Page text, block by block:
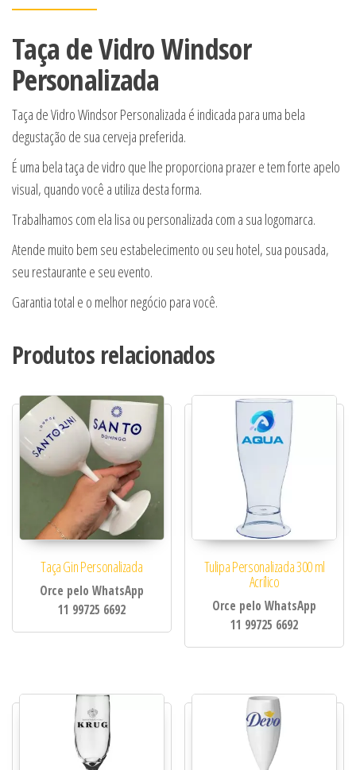
Taça de Vidro Windsor
Personalizada
Taça de Vidro Windsor Personalizada é indicada para uma bela
degustação de sua cerveja preferida.
É uma bela taça de vidro que lhe proporciona prazer e tem forte apelo
visual, quando você a utiliza desta forma.
Trabalhamos com ela lisa ou personalizada com a sua logomarca.
Atende muito bem seu estabelecimento ou seu hotel, sua pousada,
seu restaurante e seu evento.
Garantia total e o melhor negócio para você.
Produtos relacionados
Taça Gin Personalizada
Orce pelo WhatsApp
11 99725 6692
Tulipa Personalizada 300 ml
Acrílico
Orce pelo WhatsApp
11 99725 6692